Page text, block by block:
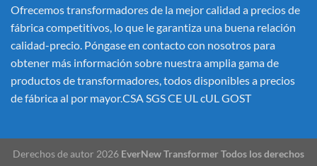
Ofrecemos transformadores de la mejor calidad a precios de
fábrica competitivos, lo que le garantiza una buena relación
calidad-precio. Póngase en contacto con nosotros para
obtener más información sobre nuestra amplia gama de
productos de transformadores, todos disponibles a precios
de fábrica al por mayor.CSA SGS CE UL cUL GOST
Derechos de autor 2026 EverNew Transformer Todos los derechos